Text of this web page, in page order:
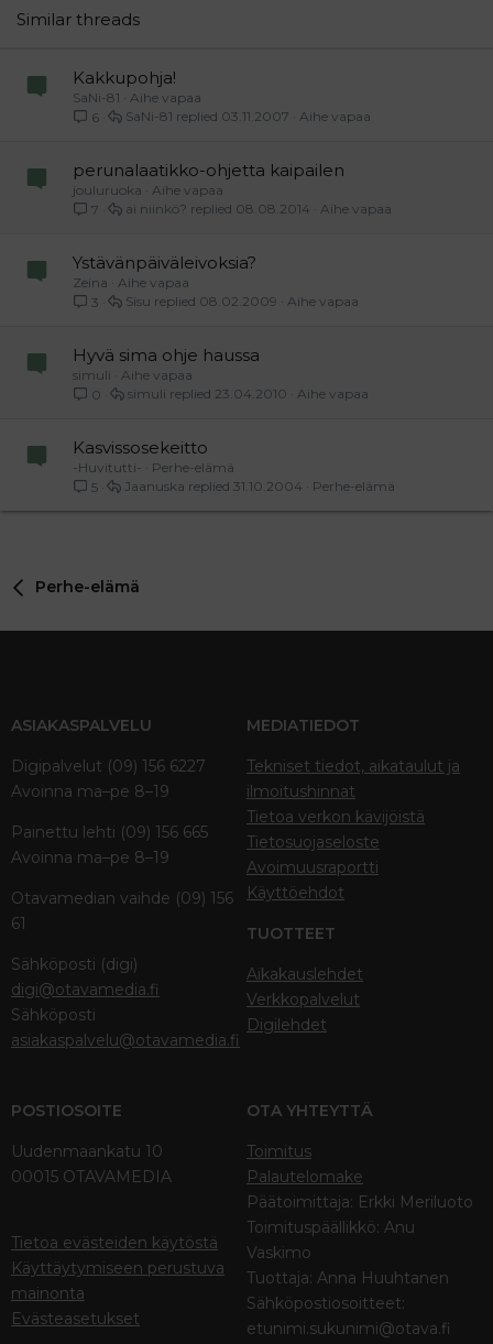
26
Similar threads
Kakkupohja!
SaNi-81
Aihe vapaa
6
Aihe vapaa
03.11.2007
SaNi-81
perunalaatikko-ohjetta kaipailen
jouluruoka
Aihe vapaa
7
Aihe vapaa
08.08.2014
ai niinkö?
Ystävänpäiväleivoksia?
Zeina
Aihe vapaa
3
Aihe vapaa
08.02.2009
Sisu
Hyvä sima ohje haussa
simuli
Aihe vapaa
0
Aihe vapaa
23.04.2010
simuli
Kasvissosekeitto
-Huvitutti-
Perhe-elämä
5
Perhe-elämä
31.10.2004
Jaanuska
Perhe-elämä
ASIAKASPALVELU
Digipalvelut (09) 156 6227
Avoinna ma–pe 8–19
Painettu lehti (09) 156 665
Avoinna ma–pe 8–19
Otavamedian vaihde (09) 156
61
Sähköposti (digi)
digi@otavamedia.fi
Sähköposti
asiakaspalvelu@otavamedia.fi
MEDIATIEDOT
Tekniset tiedot, aikataulut ja
ilmoitushinnat
Tietoa verkon kävijöistä
Tietosuojaseloste
Avoimuusraportti
Käyttöehdot
TUOTTEET
Aikakauslehdet
Verkkopalvelut
Digilehdet
POSTIOSOITE
Uudenmaankatu 10
00015 OTAVAMEDIA
Tietoa evästeiden käytöstä
Käyttäytymiseen perustuva
mainonta
Evästeasetukset
OTA YHTEYTTÄ
Toimitus
Palautelomake
Päätoimittaja: Erkki Meriluoto
Toimituspäällikkö: Anu
Vaskimo
Tuottaja: Anna Huuhtanen
Sähköpostiosoitteet:
etunimi.sukunimi@otava.fi